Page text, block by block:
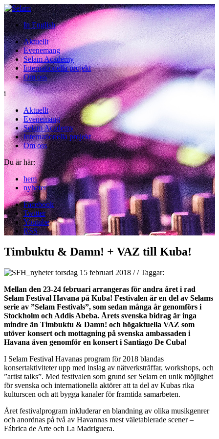
In English
Aktuellt
Evenemang
Selam Academy
Internationella projekt
Om oss
i
Aktuellt
Evenemang
Selam Academy
Internationella projekt
Om oss
Du är här:
hem /
nyheter
Facebook
Twitter
Youtube
RSS
Timbuktu & Damn! + VAZ till Kuba!
torsdag 15 februari 2018 //Taggar:
Mellan den 23-24 februari arrangeras för andra året i rad
Selam Festival Havana på Kuba! Festivalen är en del av Selams
serie av ”Selam Festivals”, som sedan många år genomförs i
Stockholm och Addis Abeba. Årets svenska bidrag är inga
mindre än Timbuktu & Damn! och högaktuella VAZ som
utöver konsert och mottagning på svenska ambassaden i
Havana även genomför en konsert i Santiago De Cuba!
I Selam Festival Havanas program för 2018 blandas
konsertaktiviteter upp med inslag av nätverksträffar, workshops, och
”artist talks”. Med festivalen som grund ser Selam en unik möjlighet
för svenska och internationella aktörer att ta del av Kubas rika
kulturscen och att bygga kanaler för framtida samarbeten.
Året festivalprogram inkluderar en blandning av olika musikgenrer
och anordnas på två av Havannas mest väletablerade scener –
Fábrica de Arte och La Madriguera.